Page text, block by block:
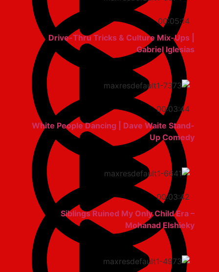
00:05:14
Drive-Thru Tricks & Culture Mix-Ups |
Gabriel Iglesias
00:03:44
White People Dancing | Dave Waite Stand-
Up Comedy
00:03:42
Siblings Ruined My Only Child Era –
Mohanad Elshieky